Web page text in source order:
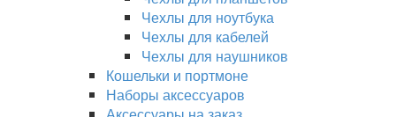
Чехлы для ноутбука
Чехлы для кабелей
Чехлы для наушников
Кошельки и портмоне
Наборы аксессуаров